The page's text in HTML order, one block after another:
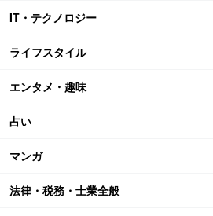
IT・テクノロジー
ライフスタイル
エンタメ・趣味
占い
マンガ
法律・税務・士業全般